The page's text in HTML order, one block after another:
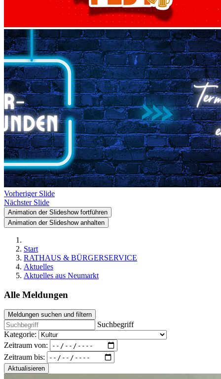
Vorheriger Slide
Nächster Slide
Animation der Slideshow fortführen
Animation der Slideshow anhalten
Start
RATHAUS & BÜRGERSERVICE
Aktuelles
Aktuelles aus Neumarkt
Alle Meldungen
Meldungen suchen und filtern
Suchbegriff
Kategorie:
Zeitraum von:
Zeitraum bis:
Aktualisieren